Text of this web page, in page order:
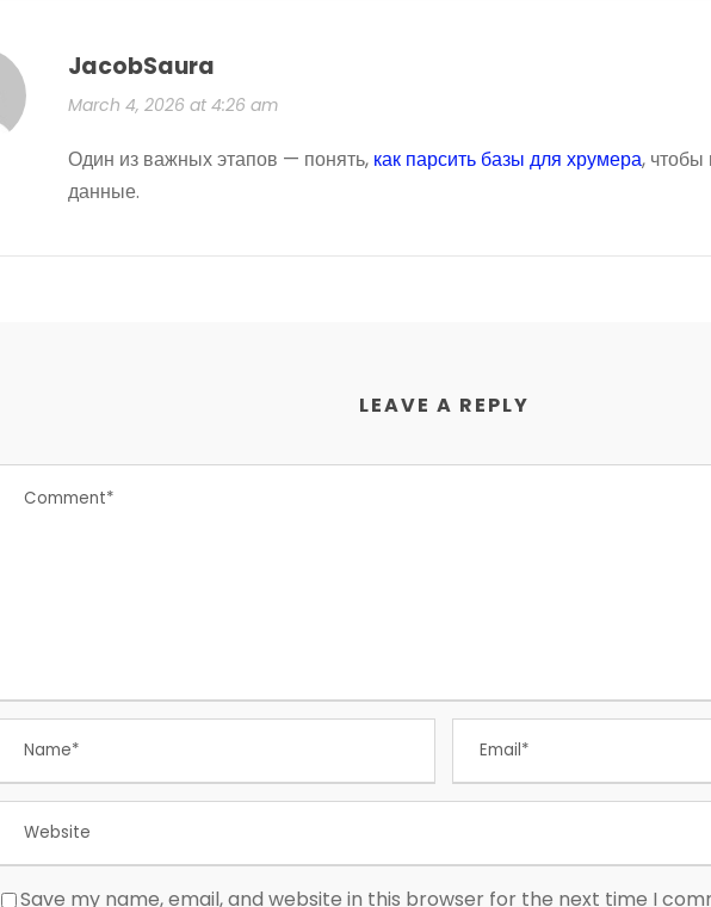
JacobSaura
March 4, 2026 at 4:26 am
Один из важных этапов — понять, как парсить базы для хрумера, чтобы
данные.
LEAVE A REPLY
Save my name, email, and website in this browser for the next time I